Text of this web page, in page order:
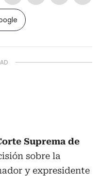
Suprema de
sobre la
y expresidente